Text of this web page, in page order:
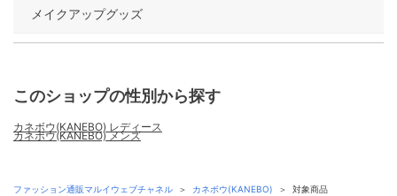
メイクアップグッズ
このショップの性別から探す
カネボウ(KANEBO) レディース
カネボウ(KANEBO) メンズ
ファッション通販マルイウェブチャネル ＞ カネボウ(KANEBO) ＞ 対象商品